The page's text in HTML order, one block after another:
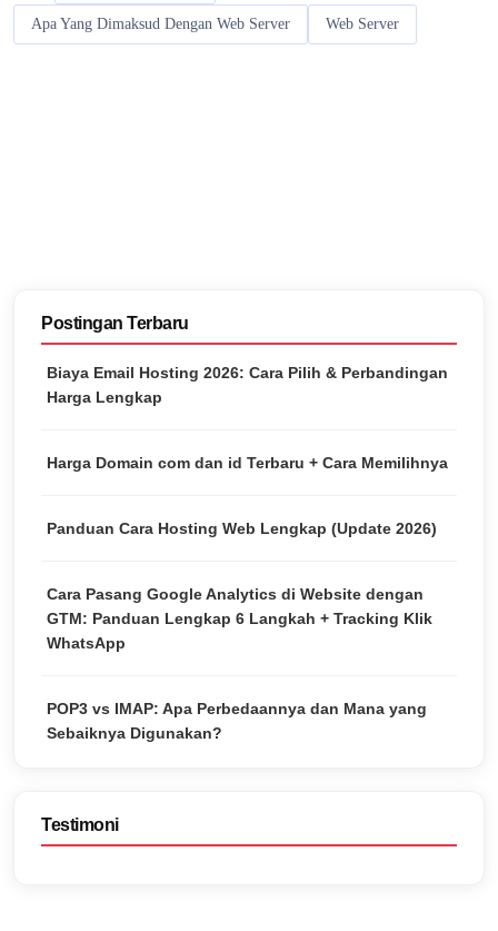
Apa Yang Dimaksud Dengan Web Server Web Server
Postingan Terbaru
Biaya Email Hosting 2026: Cara Pilih & Perbandingan
Harga Lengkap
Harga Domain com dan id Terbaru + Cara Memilihnya
Panduan Cara Hosting Web Lengkap (Update 2026)
Cara Pasang Google Analytics di Website dengan
GTM: Panduan Lengkap 6 Langkah + Tracking Klik
WhatsApp
POP3 vs IMAP: Apa Perbedaannya dan Mana yang
Sebaiknya Digunakan?
Testimoni